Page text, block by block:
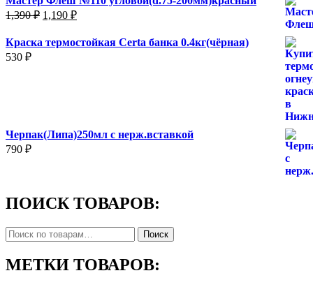
1,390₽ Первоначальная
составляла
1,390 ₽.
1,190 ₽Текущая
1,190 ₽.
Краска термостойкая Certa банка 0.4кг(чёрная)
530 ₽
Черпак(Липа)250мл с нерж.вставкой
790 ₽
ПОИСК ТОВАРОВ:
Искать: Поиск
МЕТКИ ТОВАРОВ: